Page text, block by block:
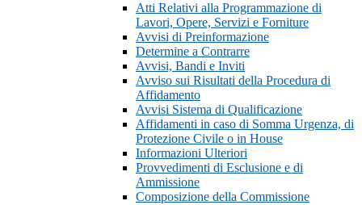
Atti Relativi alla Programmazione di
Lavori, Opere, Servizi e Forniture
Avvisi di Preinformazione
Determine a Contrarre
Avvisi, Bandi e Inviti
Avviso sui Risultati della Procedura di
Affidamento
Avvisi Sistema di Qualificazione
Affidamenti in caso di Somma Urgenza, di
Protezione Civile o in House
Informazioni Ulteriori
Provvedimenti di Esclusione e di
Ammissione
Composizione della Commissione